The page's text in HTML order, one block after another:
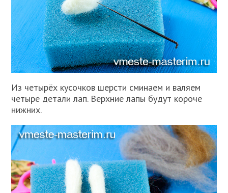
Из четырёх кусочков шерсти сминаем и валяем
четыре детали лап. Верхние лапы будут короче
нижних.